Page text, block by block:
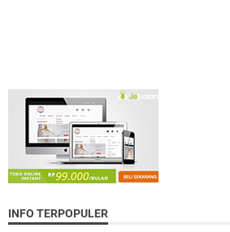
INFO TERPOPULER